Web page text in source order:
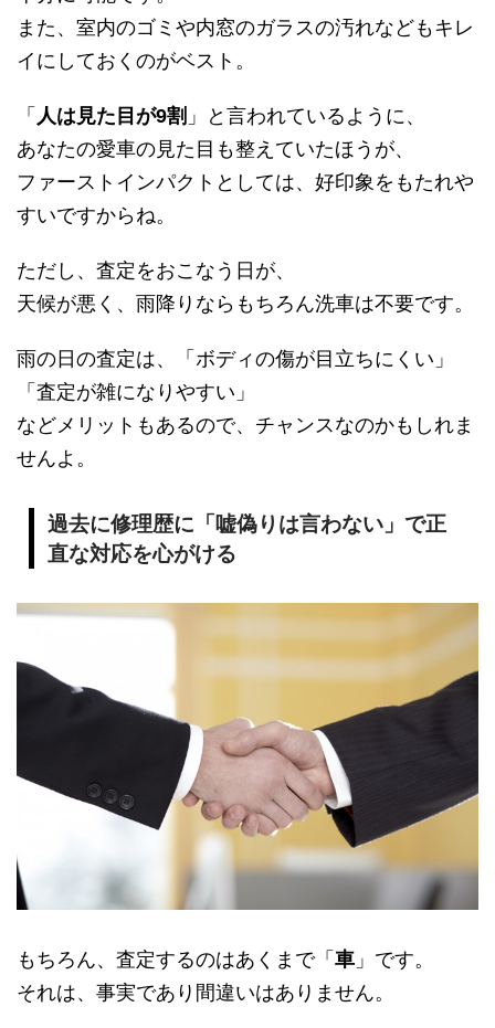
また、室内のゴミや内窓のガラスの汚れなどもキレ
イにしておくのがベスト。
「 人は見た目が9割 」と言われているように、
あなたの愛車の見た目も整えていたほうが、
ファーストインパクトとしては、好印象をもたれや
すいですからね。
ただし、査定をおこなう日が、
天候が悪く、雨降りならもちろん洗車は不要です。
雨の日の査定は、「ボディの傷が目立ちにくい」
「査定が雑になりやすい」
などメリットもあるので、チャンスなのかもしれま
せんよ。
過去に修理歴に「嘘偽りは言わない」で正
直な対応を心がける
もちろん、査定するのはあくまで「 車 」です。
それは、事実であり間違いはありません。